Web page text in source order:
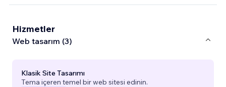
Hizmetler
Web tasarım (3)
Klasik Site Tasarımı
Tema içeren temel bir web sitesi edinin.